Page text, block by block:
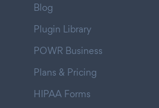
Blog
Plugin Library
POWR Business
Plans & Pricing
HIPAA Forms